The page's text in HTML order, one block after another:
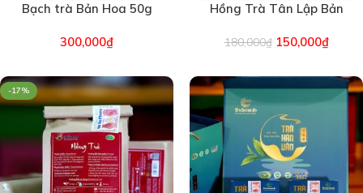
Bạch trà Bản Hoa 50g
300,000₫
Hồng Trà Tân Lập Bản
180,000₫ 150,000₫
-17%